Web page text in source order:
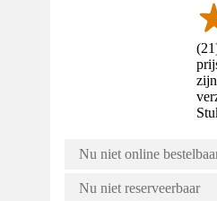
(21
Nu niet online
Nu niet reserveerbaar